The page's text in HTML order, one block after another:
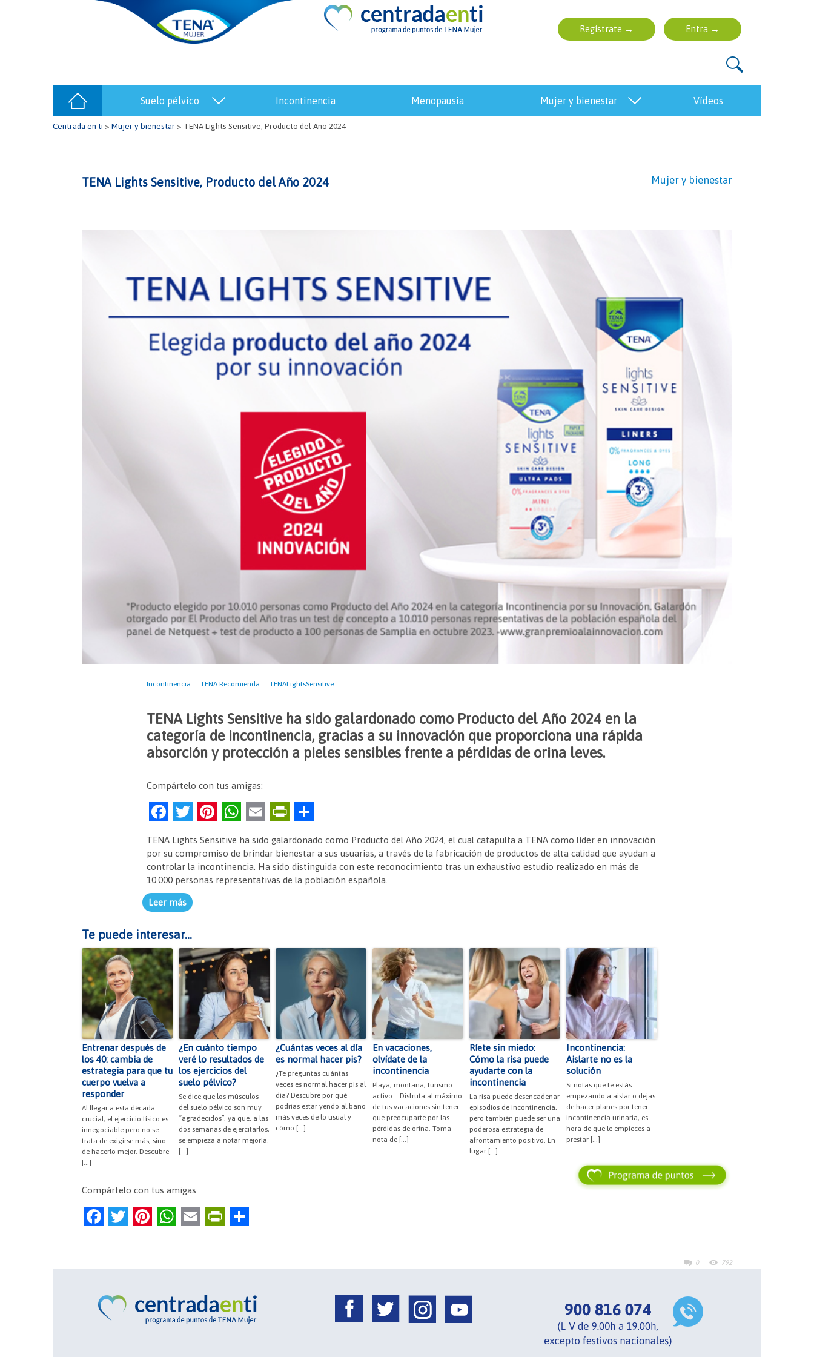
suelo pélvico incontinencia menopausia mujer y bienestar vídeos
Centrada en ti > Mujer y bienestar> TENA Lights Sensitive, Producto del Año 2024
TENA Lights Sensitive, Producto del Año 2024 Mujer y bienestar
0 792
Incontinencia TENA Recomienda TENALightsSensitive
TENA Lights Sensitive ha sido galardonado como Producto del Año 2024 en la
categoría de incontinencia, gracias a su innovación que proporciona una rápida
absorción y protección a pieles sensibles frente a pérdidas de orina leves.
Compártelo con tus amigas:
F
a
c
e
b
o
o
k
T
w
itt
er
Pi
nt
er
es
t
W
at
s
A
E
m
ai
l
Pr
in
tF
ri
e
y
o
m
p
ar
TENA Lights Sensitive ha sido galardonado como Producto del Año 2024, el cual catapulta a TENA como líder en innovación
por su compromiso de brindar bienestar a sus usuarias, a través de la fabricación de productos de alta calidad que ayudan a
controlar la incontinencia. Ha sido distinguida con este reconocimiento tras un exhaustivo estudio realizado en más de
10.000 personas representativas de la población española.
Leer más
Te puede interesar...
Entrenar después de
los 40: cambia de
estrategia para que tu
cuerpo vuelva a
responder
Al llegar a esta década
crucial, el ejercicio físico es
innegociable pero no se
trata de exigirse más, sino
de hacerlo mejor. Descubre
[…]
¿En cuánto tiempo
veré lo resultados de
los ejercicios del
suelo pélvico?
Se dice que los músculos
del suelo pélvico son muy
“agradecidos”, ya que, a las
dos semanas de ejercitarlos,
se empieza a notar mejoría.
[…]
¿Cuántas veces al día
es normal hacer pis?
¿Te preguntas cuántas
veces es normal hacer pis al
día? Descubre por qué
podrías estar yendo al baño
más veces de lo usual y
cómo […]
En vacaciones,
olvídate de la
incontinencia
Playa, montaña, turismo
activo… Disfruta al máximo
de tus vacaciones sin tener
que preocuparte por las
pérdidas de orina. Toma
nota de […]
Ríete sin miedo:
Cómo la risa puede
ayudarte con la
incontinencia
La risa puede desencadenar
episodios de incontinencia,
pero también puede ser una
poderosa estrategia de
afrontamiento positivo. En
lugar […]
Incontinencia:
Aislarte no es la
solución
Si notas que te estás
empezando a aislar o dejas
de hacer planes por tener
incontinencia urinaria, es
hora de que le empieces a
prestar […]
Compártelo con tus amigas:
F
e
b
o
T
er
Pi
es
W
s
p
E
l
Pr
ri
n
p
ar
tir